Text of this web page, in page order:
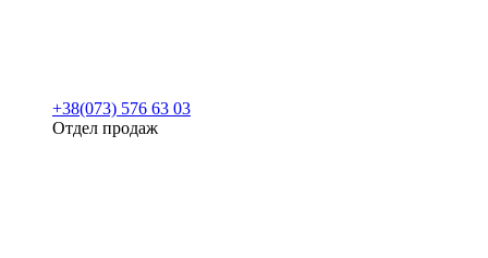
+38(073) 576 63 03
Отдел продаж